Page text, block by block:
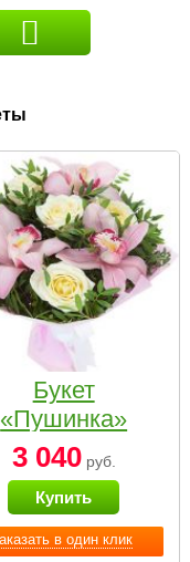
в один клик
Букет
«Пушинка»
3 040руб.
Купить